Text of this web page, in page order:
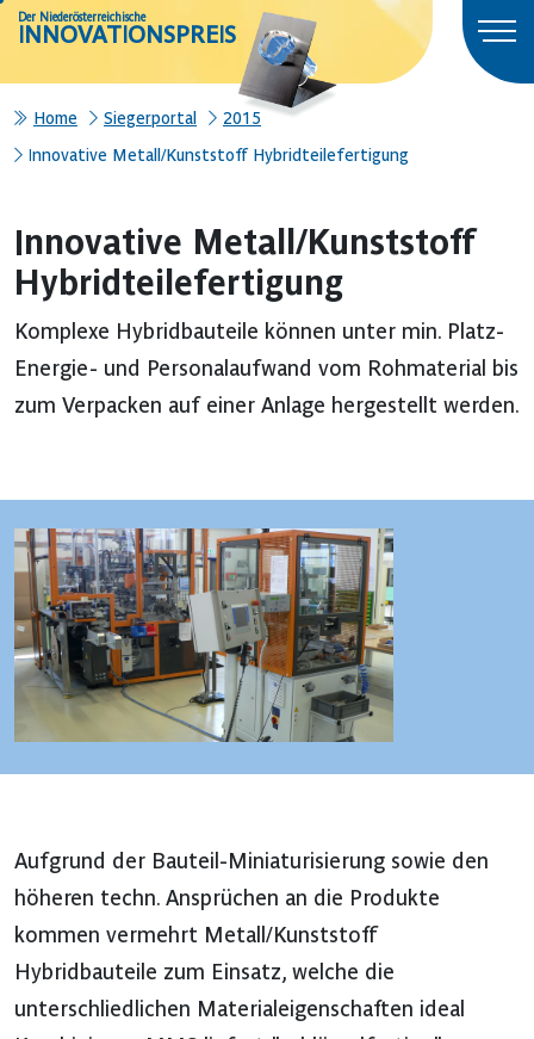
Der Niederösterreichische
INNOVATIONSPREIS
Home Siegerportal
2015
Innovative Metall/Kunststoff Hybridteilefertigung
Innovative Metall/Kunststoff
Hybridteilefertigung
Komplexe Hybridbauteile können unter min. Platz-
Energie- und Personalaufwand vom Rohmaterial bis
zum Verpacken auf einer Anlage hergestellt werden.
Aufgrund der Bauteil-Miniaturisierung sowie den
höheren techn. Ansprüchen an die Produkte
kommen vermehrt Metall/Kunststoff
Hybridbauteile zum Einsatz, welche die
unterschliedlichen Materialeigenschaften ideal